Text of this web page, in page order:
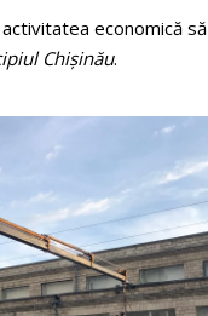
economică să
Chișinău.